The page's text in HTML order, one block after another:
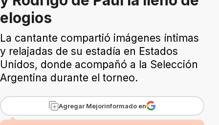
elogios
La cantante compartió imágenes íntimas
y relajadas de su estadía en Estados
Unidos, donde acompañó a la Selección
Argentina durante el torneo.
Agregar Mejorinformado en